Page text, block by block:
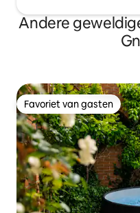
Andere
Favoriet van gasten
Favoriet van gasten